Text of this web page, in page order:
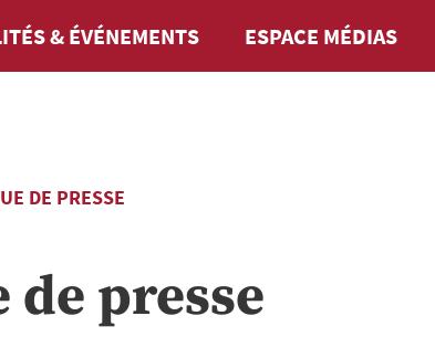
& ÉVÉNEMENTS ESPACE MÉDIAS
DE PRESSE
de presse